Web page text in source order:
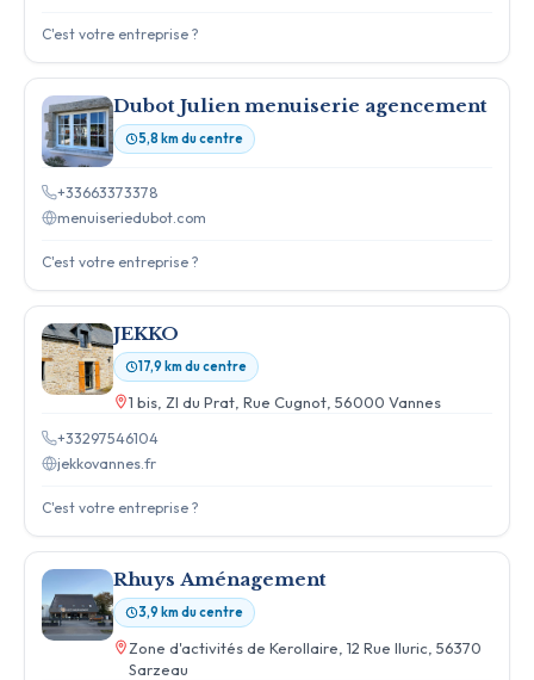
C'est votre entreprise ?
Dubot Julien menuiserie agencement
5,8 km du centre
+33663373378
menuiseriedubot.com
C'est votre entreprise ?
JEKKO
17,9 km du centre
1 bis, ZI du Prat, Rue Cugnot, 56000 Vannes
+33297546104
jekkovannes.fr
C'est votre entreprise ?
Rhuys Aménagement
3,9 km du centre
Zone d'activités de Kerollaire, 12 Rue Iluric, 56370
Sarzeau